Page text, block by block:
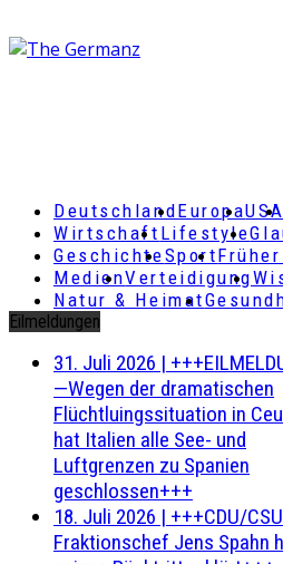
DeutschlandEuropa
Wirtschaft Lifestyle
GeschichteSport
MedienVerteidigung
Natur & Heimat
Eilmeldungen
31. Juli 2026 |
—Wegen der dramatischen
Flüchtluingssituation in
hat Italien alle See- und
Luftgrenzen zu Spanien
geschlossen+++
18. Juli 2026 | +++CDU/
Fraktionschef Jens Spahn